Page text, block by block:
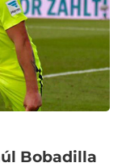
Bobadilla